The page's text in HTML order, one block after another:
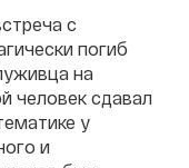
с
погиб
на
человек сдавал
у
и